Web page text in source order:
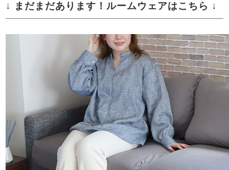
↓ まだまだあります！ルームウェアはこちら ↓